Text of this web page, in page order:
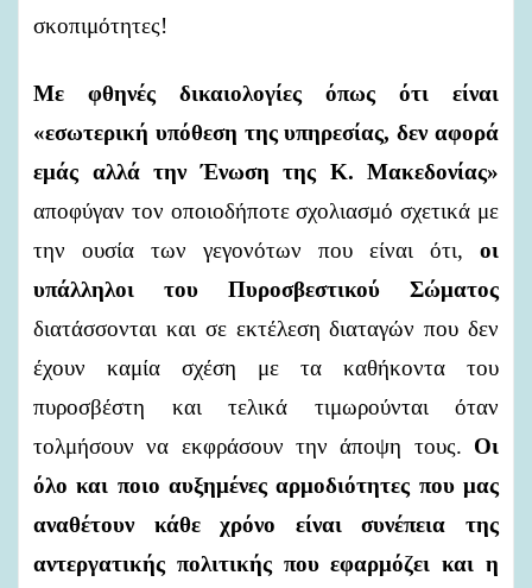
σκοπιμότητες!
Με φθηνές δικαιολογίες όπως ότι είναι
«εσωτερική υπόθεση της υπηρεσίας, δεν αφορά
εμάς αλλά την Ένωση της Κ. Μακεδονίας»
αποφύγαν τον οποιοδήποτε σχολιασμό σχετικά με
την ουσία των γεγονότων που είναι ότι, οι
υπάλληλοι του Πυροσβεστικού Σώματος
διατάσσονται και σε εκτέλεση διαταγών που δεν
έχουν καμία σχέση με τα καθήκοντα του
πυροσβέστη και τελικά τιμωρούνται όταν
τολμήσουν να εκφράσουν την άποψη τους. Οι
όλο και ποιο αυξημένες αρμοδιότητες που μας
αναθέτουν κάθε χρόνο είναι συνέπεια της
αντεργατικής πολιτικής που εφαρμόζει και η